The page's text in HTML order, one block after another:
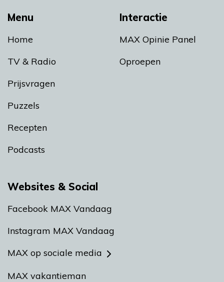
Menu
Home
TV & Radio
Prijsvragen
Puzzels
Recepten
Podcasts
Interactie
MAX Opinie Panel
Oproepen
Websites & Social
Facebook MAX Vandaag
Instagram MAX Vandaag
MAX op sociale media
MAX vakantieman